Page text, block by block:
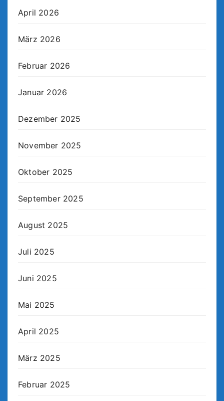
April 2026
März 2026
Februar 2026
Januar 2026
Dezember 2025
November 2025
Oktober 2025
September 2025
August 2025
Juli 2025
Juni 2025
Mai 2025
April 2025
März 2025
Februar 2025